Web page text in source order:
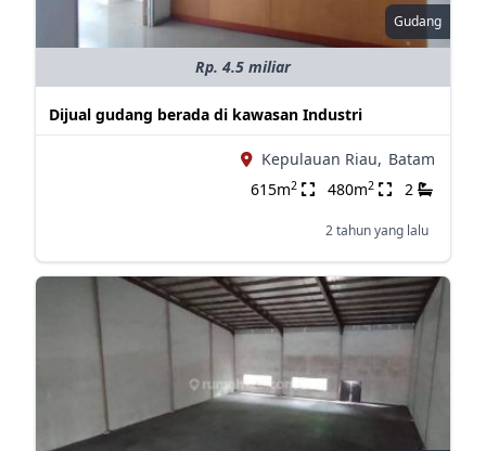
Gudang
Rp. 4.5 miliar
Dijual gudang berada di kawasan Industri
Kepulauan Riau, Batam
615m2 480m2 2
2 tahun yang lalu